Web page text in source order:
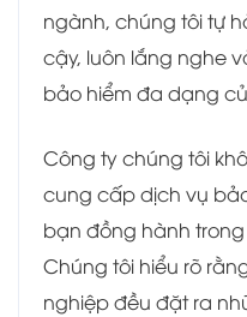
ngành, chúng tôi tự
cậy, luôn lắng nghe
bảo hiểm đa dạng
Công ty chúng tôi
cung cấp dịch vụ
bạn đồng hành
Chúng tôi hiểu rõ
nghiệp đều đặt ra